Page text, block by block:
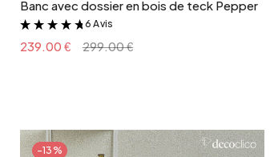
Banc avec dossier en bois de teck Pepper
&
6 Avis
239.00 € 299.00 €
-13%